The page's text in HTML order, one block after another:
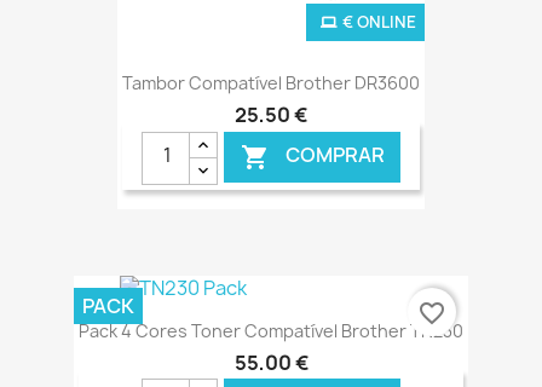
Tambor Compatível Brother DR3600
25,50 €
 COMPRAR
€ ONLINE
Pack 4 Cores Toner Compatível Brother TN230
55,00 €
PACK favorite_border